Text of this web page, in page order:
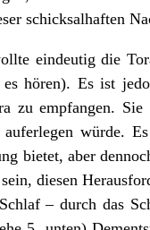
schicksalhaften
eindeutig die
hören). Es ist
zu empfangen.
würde.
bietet, aber
diesen
– durch das